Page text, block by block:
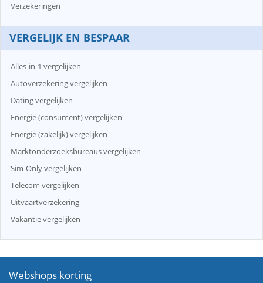
Verzekeringen
VERGELIJK EN BESPAAR
Alles-in-1 vergelijken
Autoverzekering vergelijken
Dating vergelijken
Energie (consument) vergelijken
Energie (zakelijk) vergelijken
Marktonderzoeksbureaus vergelijken
Sim-Only vergelijken
Telecom vergelijken
Uitvaartverzekering
Vakantie vergelijken
Webshops korting